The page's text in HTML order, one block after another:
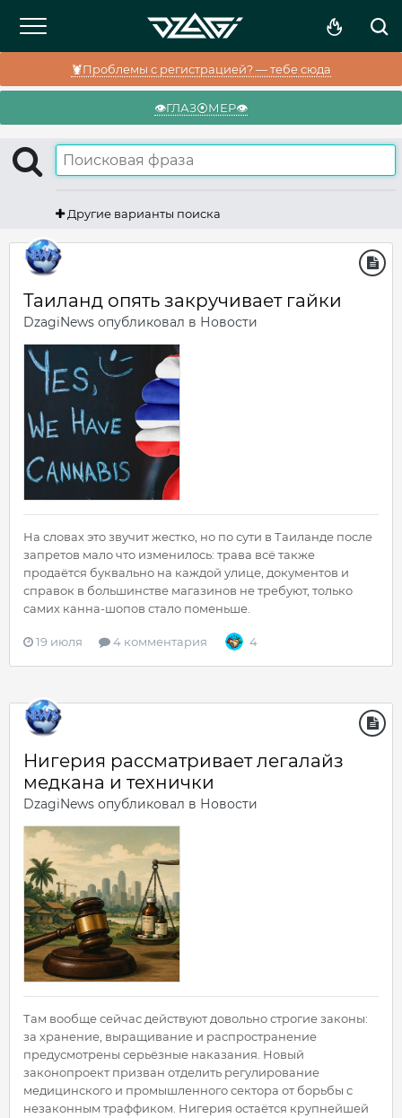
🦞Проблемы с регистрацией? — тебе сюда
👁️ГЛАЗ⦿МЕР👁️
Другие варианты поиска
Таиланд опять закручивает гайки
DzagiNews опубликовал в Новости
На словах это звучит жестко, но по сути в Таиланде после
запретов мало что изменилось: трава всё также
продаётся буквально на каждой улице, документов и
справок в большинстве магазинов не требуют, только
самих канна-шопов стало поменьше.
19 июля 4 комментария 4
Нигерия рассматривает легалайз
медкана и технички
DzagiNews опубликовал в Новости
Там вообще сейчас действуют довольно строгие законы:
за хранение, выращивание и распространение
предусмотрены серьёзные наказания. Новый
законопроект призван отделить регулирование
медицинского и промышленного сектора от борьбы с
незаконным траффиком. Нигерия остаётся крупнейшей